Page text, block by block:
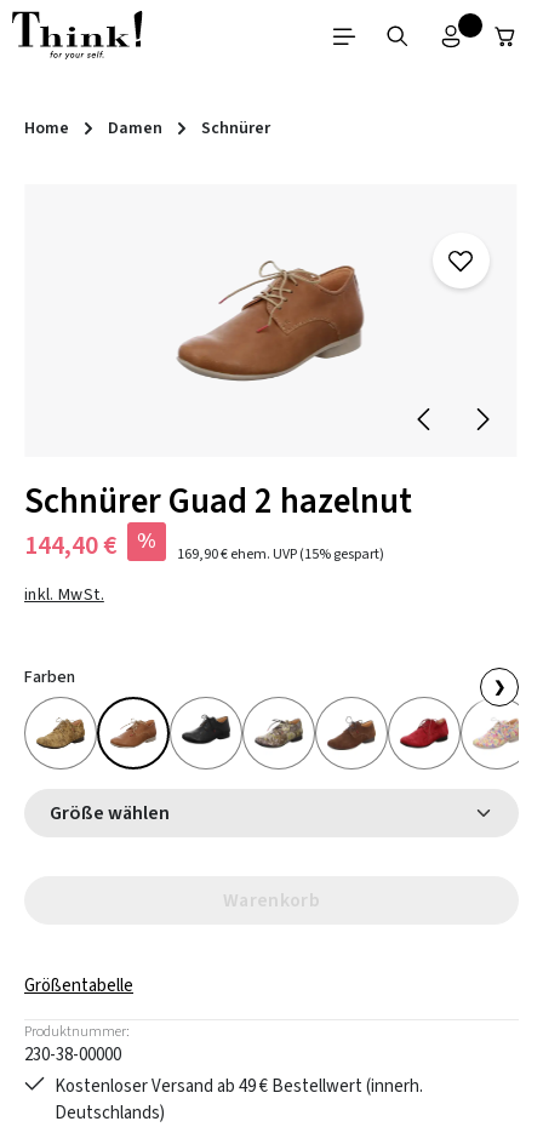
Zum Hauptinhalt springen
Home Damen Schnürer
Schnürer Guad 2 hazelnut
144,40 € % 169,90 €ehem. UVP(15% gespart)
inkl. MwSt.
Farben ❯
Größe wählen
Warenkorb
Größentabelle
Produktnummer:
230-38-00000
Kostenloser Versand ab 49 € Bestellwert (innerh.
Deutschlands)